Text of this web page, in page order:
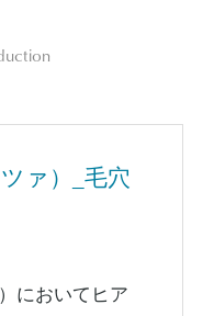
ァ）_毛穴
においてヒア